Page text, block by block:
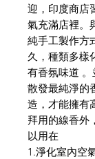
迎，印度商店
氣充滿店裡。
純手工製作方
久，種類多樣
有香氛味道 。
散發最純淨的
造，才能擁有
拜用的線香外
以用在
1.淨化室內空氣